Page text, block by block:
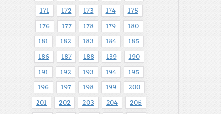
171 172 173 174 175
176 177 178 179 180
181 182 183 184 185
186 187 188 189 190
191 192 193 194 195
196 197 198 199 200
201 202 203 204 205